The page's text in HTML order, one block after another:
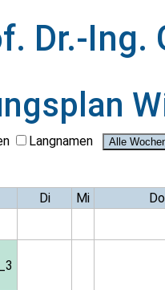
Dr.-
Langnamen
Di Mi
Do